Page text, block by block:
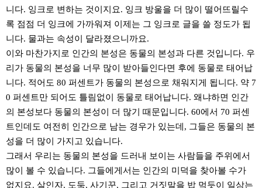
니다. 잉크로 변하는 것이지요. 잉크 방울을 더 많이 떨어뜨릴수
록 점점 더 잉크에 가까워져 이제는 그 잉크로 글을 쓸 정도가 됩
니다. 물과는 속성이 달라졌으니까요.
이와 마찬가지로 인간의 본성은 동물의 본성과 다른 것입니다. 우
리가 동물의 본성을 너무 많이 받아들인다면 후에 동물로 태어납
니다. 적어도 80 퍼센트가 동물의 본성으로 채워지게 됩니다. 약 7
0 퍼센트만 되어도 틀림없이 동물로 태어납니다. 왜냐하면 인간
의 본성보다 동물의 본성이 더 많기 때문입니다. 60에서 70 퍼센
트인데도 여전히 인간으로 남는 경우가 있는데, 그들은 동물의 본
성을 더 많이 가지고 있습니다.
그래서 우리는 동물의 본성을 드러내 보이는 사람들을 주위에서
많이 볼 수 있습니다. 그들에게서는 인간의 미덕을 찾아볼 수가
없지요. 살인자, 도둑, 사기꾼, 그리고 거짓말을 밥 먹듯이 일삼는